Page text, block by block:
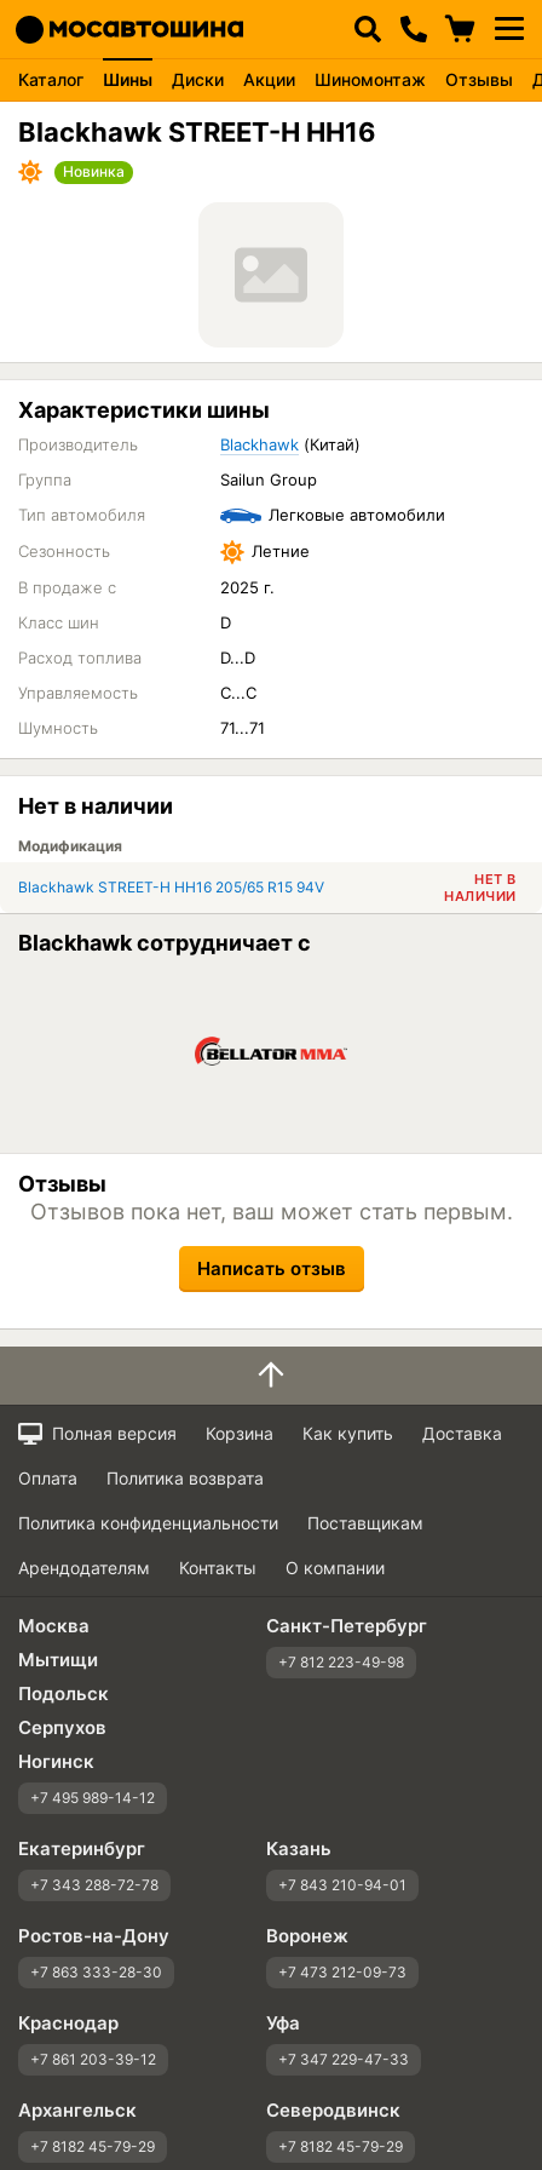
Каталог Шины Диски Акции Шиномонтаж Отзывы
Blackhawk STREET-H HH16
Новинка
Характеристики шины
Производитель Blackhawk (Китай)
Группа
Sailun Group
Тип автомобиля
Легковые автомобили
Сезонность
Летние
В продаже с
2025 г.
Класс шин
D
Расход топлива
D...D
Управляемость
C...C
Шумность
71...71
Нет в наличии
Модификация
Blackhawk STREET-H HH16 205/65 R15 94V
НЕТ В
НАЛИЧИИ
Blackhawk сотрудничает с
Отзывы
Отзывов пока нет, ваш может стать первым.
Написать отзыв
Полная версия Корзина Как купить Доставка
Оплата Политика возврата
Политика конфиденциальности Поставщикам
Арендодателям Контакты О компании
Москва
Мытищи
Подольск
Серпухов
Ногинск
+7 495 989-14-12
Санкт-Петербург
+7 812 223-49-98
Екатеринбург
+7 343 288-72-78
Казань
+7 843 210-94-01
Ростов-на-Дону
+7 863 333-28-30
Воронеж
+7 473 212-09-73
Краснодар
+7 861 203-39-12
Уфа
+7 347 229-47-33
Архангельск
+7 8182 45-79-29
Северодвинск
+7 8182 45-79-29